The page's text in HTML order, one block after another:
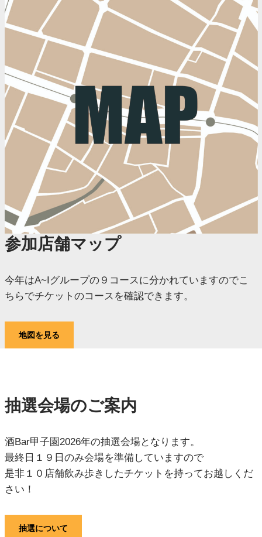
参加店舗マップ
今年はA~Iグループの９コースに分かれていますのでこ
ちらでチケットのコースを確認できます。
地図を見る
抽選会場のご案内
酒Bar甲子園2026年の抽選会場となります。
最終日１９日のみ会場を準備していますので
是非１０店舗飲み歩きしたチケットを持ってお越しくだ
さい！
抽選について